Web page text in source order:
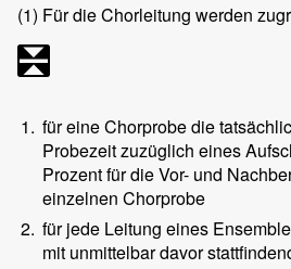
(1) Für die Chorleitung werden
1. für eine Chorprobe die
Probezeit zuzüglich eines
Prozent für die Vor- und
einzelnen Chorprobe
2. für jede Leitung eines
mit unmittelbar davor